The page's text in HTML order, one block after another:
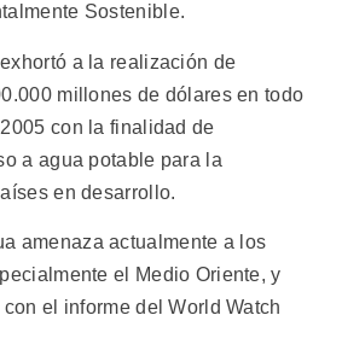
Sostenible.
a la realización de
millones de dólares en todo
con la finalidad de
a agua potable para la
en desarrollo.
amenaza actualmente a los
el Medio Oriente, y
el informe del World Watch